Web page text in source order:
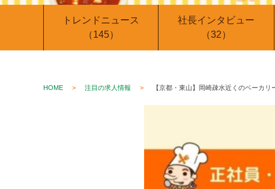
トレンドニュース
（145）
社長インタビュー
（32）
HOME 注目の求人情報 【京都・東山】岡崎疎水近くのベーカ